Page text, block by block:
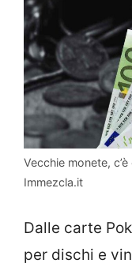
Vecchie monete,
Immezcla.it
Dalle carte
per dischi e